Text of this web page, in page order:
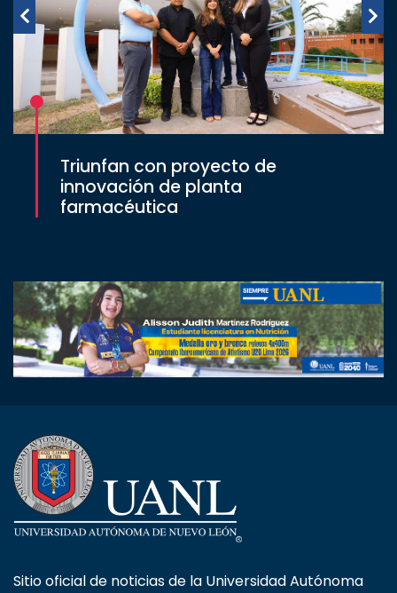
Triunfan con proyecto de
innovación de planta
farmacéutica
Sitio oficial de noticias de la Universidad Autónoma